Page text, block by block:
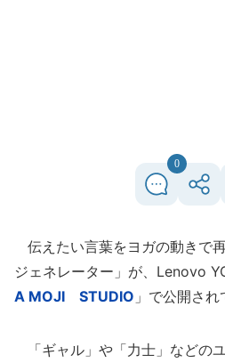
0
伝えたい言葉をヨガの動きで
ジェネレーター」が、Lenovo
A MOJI STUDIO 」で公開され
「ギャル」や「力士」などの